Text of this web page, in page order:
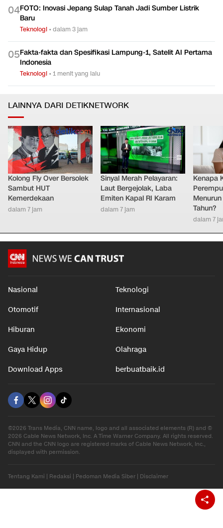
04FOTO: Inovasi Jepang Sulap Tanah Jadi Sumber Listrik
Baru
Teknologi •dalam 3 jam
05Fakta-fakta dan Spesifikasi Lampung-1, Satelit AI Pertama
Indonesia
Teknologi •1 menit yang lalu
LAINNYA DARI DETIKNETWORK
Kolong Fly Over Bersolek
Sambut HUT
Kemerdekaan
dalam 7 jam
Sinyal Merah Pelayaran:
Laut Bergejolak, Laba
Emiten Kapal RI Karam
dalam 7 jam
Kenapa
Tahun?
dalam 7
Nasional Teknologi
Otomotif Internasional
Hiburan Ekonomi
Gaya Hidup Olahraga
Download Apps berbuatbaik.id
©2026 Trans Media, CNN name, logo and all associated elements (R) and ©
2026 Cable News Network, Inc. A Time Warner Company. All rights reserved.
CNN and the CNN logo are registered marks of Cable News Network, Inc.,
displayed with permission.
Tentang Kami Redaksi Pedoman Media Siber Disclaimer